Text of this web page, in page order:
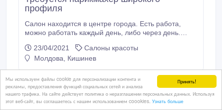
Принять!
Мы используем файлы cookie для персонализации контента и
рекламы, предоставления функций социальных сетей и анализа
нашего трафика. На сайте действует политика о неразглашении персональных данных. Используя
этот веб-сайт, вы соглашаетесь с нашим использованием coookies. Узнать больше
профиля
Салон находится в центре города. Есть работа,
можно работать каждый день, либо через день.
обращайтесь по телефону..
23/04/2021
Салоны красоты
Молдова, Кишинев